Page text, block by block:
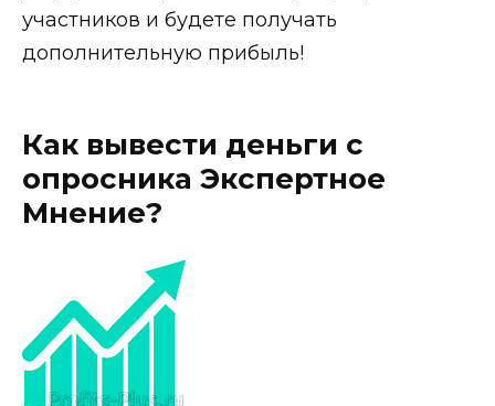
участников и будете получать
дополнительную прибыль!
Как вывести деньги с
опросника Экспертное
Мнение?